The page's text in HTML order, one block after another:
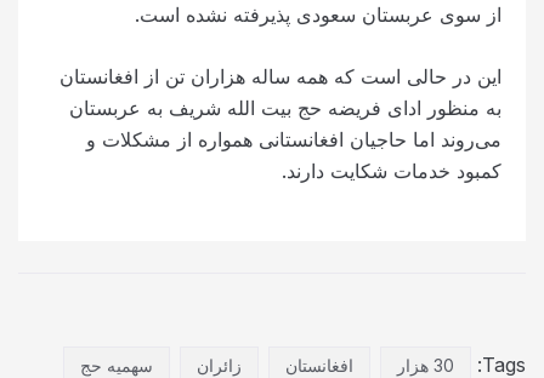
از سوی عربستان سعودی پذیرفته نشده است.
این در حالی است که همه ساله هزاران تن از افغانستان
به منظور ادای فریضه حج بیت الله شریف به عربستان
می‌روند اما حاجیان افغانستانی همواره از مشکلات و
کمبود خدمات شکایت دارند.
Tags: 30 هزار افغانستان زائران سهمیه حج